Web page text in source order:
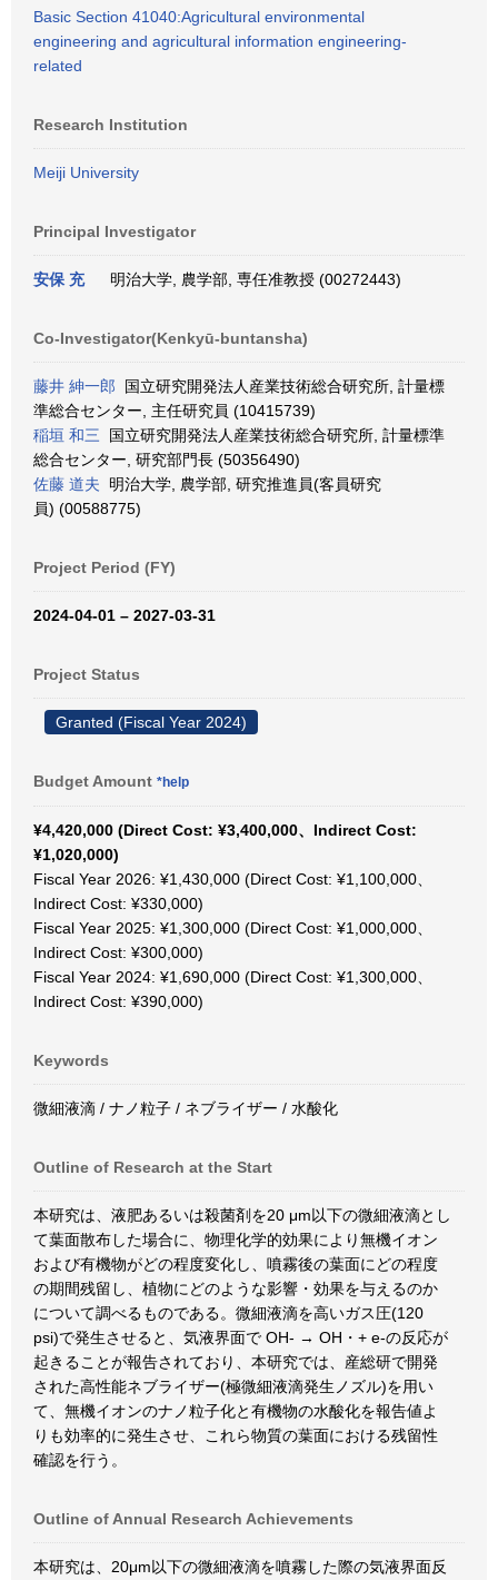
Basic Section 41040:Agricultural environmental
engineering and agricultural information engineering-
related
Research Institution
Meiji University
Principal Investigator
安保 充 明治大学, 農学部, 専任准教授 (00272443)
Co-Investigator(Kenkyū-buntansha)
藤井 紳一郎 国立研究開発法人産業技術総合研究所, 計量標
準総合センター, 主任研究員 (10415739)
稲垣 和三 国立研究開発法人産業技術総合研究所, 計量標準
総合センター, 研究部門長 (50356490)
佐藤 道夫 明治大学, 農学部, 研究推進員(客員研究
員) (00588775)
Project Period (FY)
2024-04-01 – 2027-03-31
Project Status
Granted (Fiscal Year 2024)
Budget Amount *help
¥4,420,000 (Direct Cost: ¥3,400,000、Indirect Cost:
¥1,020,000)
Fiscal Year 2026: ¥1,430,000 (Direct Cost: ¥1,100,000、
Indirect Cost: ¥330,000)
Fiscal Year 2025: ¥1,300,000 (Direct Cost: ¥1,000,000、
Indirect Cost: ¥300,000)
Fiscal Year 2024: ¥1,690,000 (Direct Cost: ¥1,300,000、
Indirect Cost: ¥390,000)
Keywords
微細液滴 / ナノ粒子 / ネブライザー / 水酸化
Outline of Research at the Start
本研究は、液肥あるいは殺菌剤を20 μm以下の微細液滴とし
て葉面散布した場合に、物理化学的効果により無機イオン
および有機物がどの程度変化し、噴霧後の葉面にどの程度
の期間残留し、植物にどのような影響・効果を与えるのか
について調べるものである。微細液滴を高いガス圧(120
psi)で発生させると、気液界面で OH- → OH・+ e-の反応が
起きることが報告されており、本研究では、産総研で開発
された高性能ネブライザー(極微細液滴発生ノズル)を用い
て、無機イオンのナノ粒子化と有機物の水酸化を報告値よ
りも効率的に発生させ、これら物質の葉面における残留性
確認を行う。
Outline of Annual Research Achievements
本研究は、20μm以下の微細液滴を噴霧した際の気液界面反